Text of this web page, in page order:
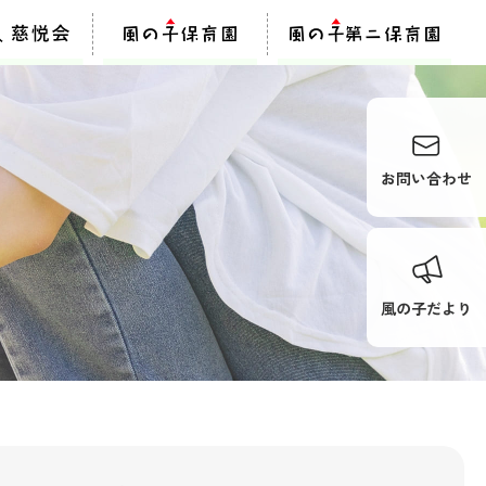
お問い合わせ
風の子だより